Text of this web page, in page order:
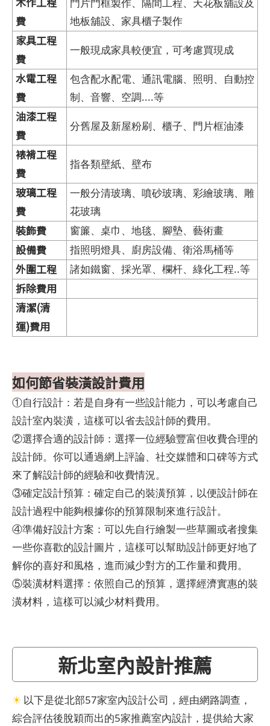
費
門片門框製作、隔間工程、天花板舖設及
地板舖設、家具櫃子製作
家具工程
費
一般現成家具較便宜，可考慮買現成
水電工程
費
包含配水配電、通訊電腦、照明、自動控
制、音響、空調....等
油漆工程
費
分舊屋及新屋粉刷、櫃子、門片框油漆
裱褙工程
費
指各類壁紙、壁布
玻璃工程
費
一般分清玻璃、噴砂玻璃、彩繪玻璃、雕
花玻璃
裝飾費 窗簾、桌巾、地毯、腳墊、藝術畫
設備費 指照明燈具、廚房設備、衛浴馬桶等
外圍工程 諸如鐵窗、採光罩、欄杆、綠化工程..等
拆除費用
清潔(清
運)費用
如何節省裝潢設計費用
①自行設計：若是自身有一些設計能力，可以考慮自己
設計室內裝潢，這樣可以省去設計師的費用。
②選擇合適的設計師：選擇一位經驗豐富但收費合理的
設計師。你可以通過網上評論、社交媒體和口碑等方式
來了解設計師的經驗和收費情況。
③確定設計預算：確定自己的裝潢預算，以便設計師在
設計過程中能夠根據你的預算限制來進行設計。
④準備好設計方案：可以先自行繪製一些草圖或者搜集
一些你喜歡的設計圖片，這樣可以幫助設計師更好地了
解你的喜好和風格，進而減少對方的工作量和費用。
⑤裝潢材料選擇：依照自己的預算，選擇經濟實惠的裝
潢材料，這樣可以減少材料費用。
新北室內設計推薦
☀ 以下是從北部57家室內設計公司，經由網路調查，
綜合評估後脫穎而出的5家推薦室內設計，提供給大家